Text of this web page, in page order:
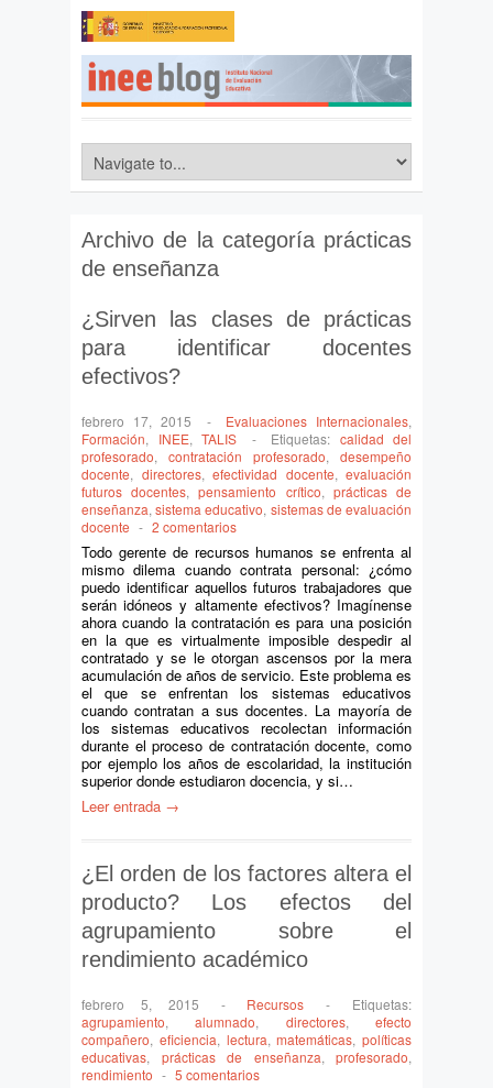
Archivo de la categoría prácticas
de enseñanza
¿Sirven las clases de prácticas
para identificar docentes
efectivos?
febrero 17, 2015 - Evaluaciones Internacionales,
Formación, INEE, TALIS - Etiquetas: calidad del
profesorado, contratación profesorado, desempeño
docente, directores, efectividad docente, evaluación
futuros docentes,pensamiento crítico, prácticas de
enseñanza,sistema educativo, sistemas de evaluación
docente - 2 comentarios
Todo gerente de recursos humanos se enfrenta al
mismo dilema cuando contrata personal: ¿cómo
puedo identificar aquellos futuros trabajadores que
serán idóneos y altamente efectivos? Imagínense
ahora cuando la contratación es para una posición
en la que es virtualmente imposible despedir al
contratado y se le otorgan ascensos por la mera
acumulación de años de servicio. Este problema es
el que se enfrentan los sistemas educativos
cuando contratan a sus docentes. La mayoría de
los sistemas educativos recolectan información
durante el proceso de contratación docente, como
por ejemplo los años de escolaridad, la institución
superior donde estudiaron docencia, y si…
Leer entrada →
¿El orden de los factores altera el
producto? Los efectos del
agrupamiento sobre el
rendimiento académico
febrero 5, 2015 - Recursos -
Etiquetas:
agrupamiento,alumnado, directores,efecto
compañero, eficiencia, lectura,matemáticas, políticas
educativas, prácticas de enseñanza, profesorado,
rendimiento - 5 comentarios